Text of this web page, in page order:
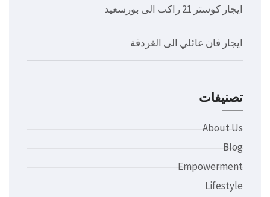
ايجار كوستر 21 راكب الى بورسعيد
ايجار فان عائلي الى الغردقة
تصنيفات
About Us
Blog
Empowerment
Lifestyle